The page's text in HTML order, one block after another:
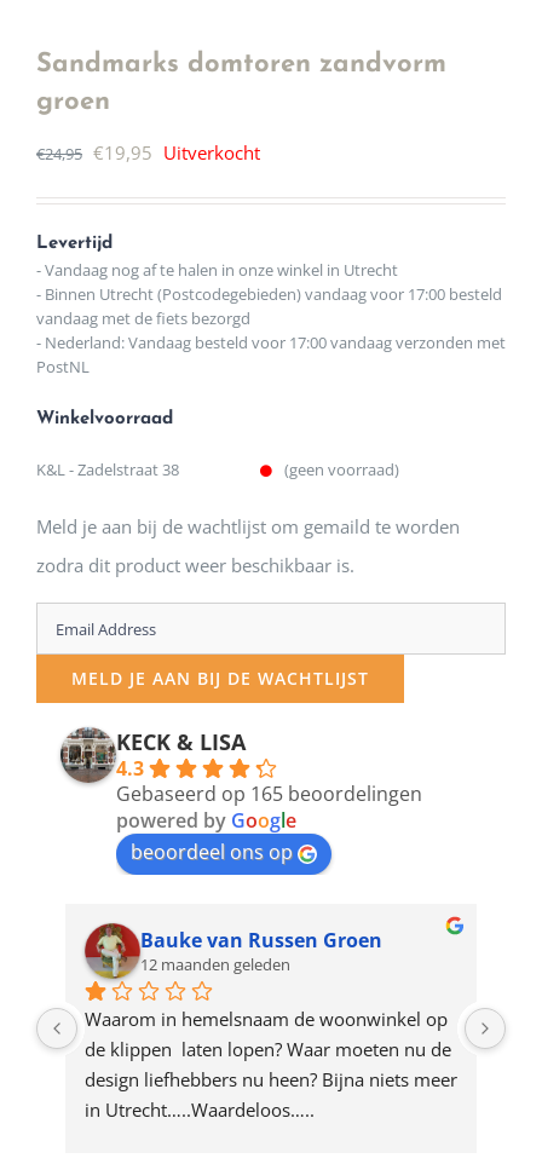
Sandmarks domtoren zandvorm
groen
€24,95 Oorspronkelijke
was:
€24,95.
€19,95 Huidige
€19,95.
Uitverkocht
Levertijd
- Vandaag nog af te halen in onze winkel in Utrecht
- Binnen Utrecht (Postcodegebieden) vandaag voor 17:00 besteld
vandaag met de fiets bezorgd
- Nederland: Vandaag besteld voor 17:00 vandaag verzonden met
PostNL
Winkelvoorraad
K&L - Zadelstraat 38 (geen voorraad)
Meld je aan bij de wachtlijst om gemaild te worden
zodra dit product weer beschikbaar is.
Enter
your
email
address
product
MELD JE AAN BIJ DE WACHTLIJST
KECK & LISA
4.3
Gebaseerd op 165 beoordelingen
powered by Google
beoordeel ons op
Bauke van Russen Groen
12 maanden geleden
Waarom in hemelsnaam de woonwinkel op
de klippen  laten lopen? Waar moeten nu de
design liefhebbers nu heen? Bijna niets meer
in Utrecht…..Waardeloos…..